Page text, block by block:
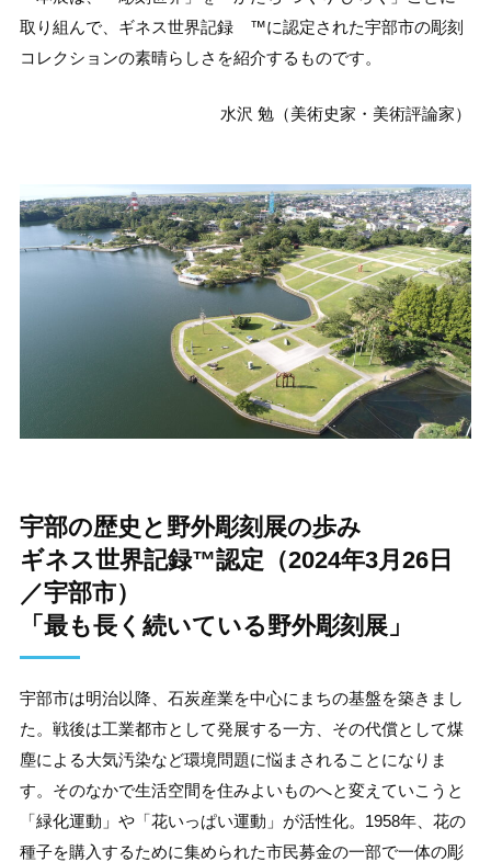
取り組んで、ギネス世界記録 ™️に認定された宇部市の彫刻
コレクションの素晴らしさを紹介するものです。
水沢 勉（美術史家・美術評論家）
宇部の歴史と野外彫刻展の歩み
ギネス世界記録™️認定（2024年3月26日
／宇部市）
「最も長く続いている野外彫刻展」
宇部市は明治以降、石炭産業を中心にまちの基盤を築きまし
た。戦後は工業都市として発展する一方、その代償として煤
塵による大気汚染など環境問題に悩まされることになりま
す。そのなかで生活空間を住みよいものへと変えていこうと
「緑化運動」や「花いっぱい運動」が活性化。1958年、花の
種子を購入するために集められた市民募金の一部で一体の彫